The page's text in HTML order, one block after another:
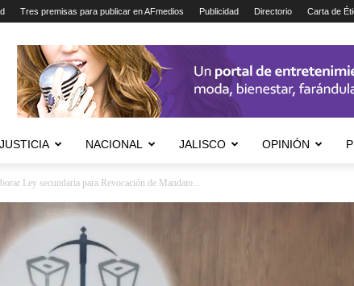
Tres premisas para publicar en AFmedios Publicidad Directorio Carta de
JUSTICIA NACIONAL JALISCO OPINIÓN
Ley secundaria para Revocación de Mandato...